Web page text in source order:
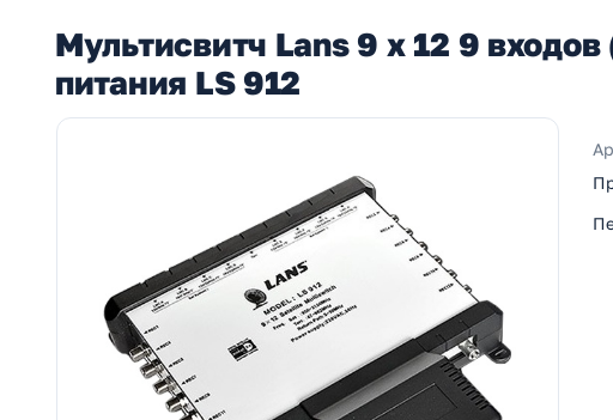
Мультисвитч Lans 9 х 12 9
питания LS 912